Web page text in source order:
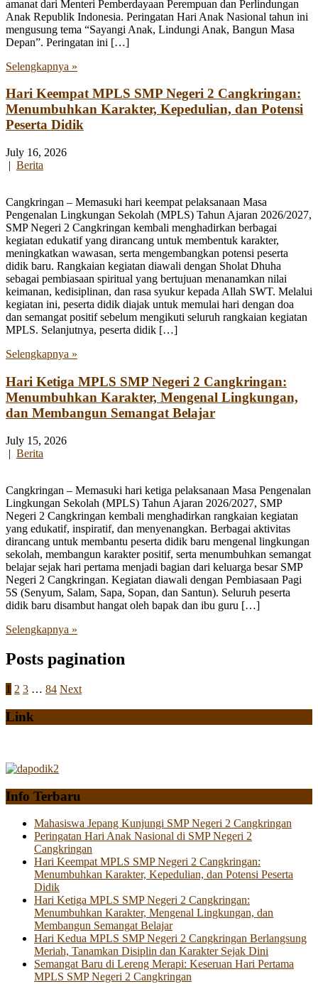
amanat dari Menteri Pemberdayaan Perempuan dan Perlindungan
Anak Republik Indonesia. Peringatan Hari Anak Nasional tahun ini
mengusung tema “Sayangi Anak, Lindungi Anak, Bangun Masa
Depan”. Peringatan ini […]
Selengkapnya »
Hari Keempat MPLS SMP Negeri 2 Cangkringan:
Menumbuhkan Karakter, Kepedulian, dan Potensi
Peserta Didik
July 16, 2026
| Berita
Cangkringan – Memasuki hari keempat pelaksanaan Masa
Pengenalan Lingkungan Sekolah (MPLS) Tahun Ajaran 2026/2027,
SMP Negeri 2 Cangkringan kembali menghadirkan berbagai
kegiatan edukatif yang dirancang untuk membentuk karakter,
meningkatkan wawasan, serta mengembangkan potensi peserta
didik baru. Rangkaian kegiatan diawali dengan Sholat Dhuha
sebagai pembiasaan spiritual yang bertujuan menanamkan nilai
keimanan, kedisiplinan, dan rasa syukur kepada Allah SWT. Melalui
kegiatan ini, peserta didik diajak untuk memulai hari dengan doa
dan semangat positif sebelum mengikuti seluruh rangkaian kegiatan
MPLS. Selanjutnya, peserta didik […]
Selengkapnya »
Hari Ketiga MPLS SMP Negeri 2 Cangkringan:
Menumbuhkan Karakter, Mengenal Lingkungan,
dan Membangun Semangat Belajar
July 15, 2026
| Berita
Cangkringan – Memasuki hari ketiga pelaksanaan Masa Pengenalan
Lingkungan Sekolah (MPLS) Tahun Ajaran 2026/2027, SMP
Negeri 2 Cangkringan kembali menghadirkan rangkaian kegiatan
yang edukatif, inspiratif, dan menyenangkan. Berbagai aktivitas
dirancang untuk membantu peserta didik baru mengenal lingkungan
sekolah, membangun karakter positif, serta menumbuhkan semangat
belajar sejak hari pertama menjadi bagian dari keluarga besar SMP
Negeri 2 Cangkringan. Kegiatan diawali dengan Pembiasaan Pagi
5S (Senyum, Salam, Sapa, Sopan, dan Santun). Seluruh peserta
didik baru disambut hangat oleh bapak dan ibu guru […]
Selengkapnya »
Posts pagination
1 2 3 … 84 Next
Link
Info Terbaru
Mahasiswa Jepang Kunjungi SMP Negeri 2 Cangkringan
Peringatan Hari Anak Nasional di SMP Negeri 2
Cangkringan
Hari Keempat MPLS SMP Negeri 2 Cangkringan:
Menumbuhkan Karakter, Kepedulian, dan Potensi Peserta
Didik
Hari Ketiga MPLS SMP Negeri 2 Cangkringan:
Menumbuhkan Karakter, Mengenal Lingkungan, dan
Membangun Semangat Belajar
Hari Kedua MPLS SMP Negeri 2 Cangkringan Berlangsung
Meriah, Tanamkan Disiplin dan Karakter Sejak Dini
Semangat Baru di Lereng Merapi: Keseruan Hari Pertama
MPLS SMP Negeri 2 Cangkringan